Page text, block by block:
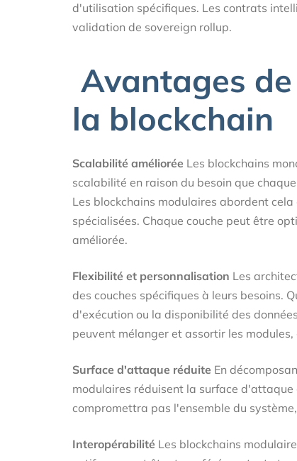
d'utilisation spécifiques. Les contrats
validation de sovereign rollup.
Avantages
la blockchain
Scalabilité améliorée Les blockchains
scalabilité en raison du besoin que
Les blockchains modulaires abordent
spécialisées. Chaque couche peut être
améliorée.
Flexibilité et personnalisation Les
des couches spécifiques à leurs besoins.
d'exécution ou la disponibilité des
peuvent mélanger et assortir les
Surface d'attaque réduite En
modulaires réduisent la surface
compromettra pas l'ensemble du
Interopérabilité Les blockchains